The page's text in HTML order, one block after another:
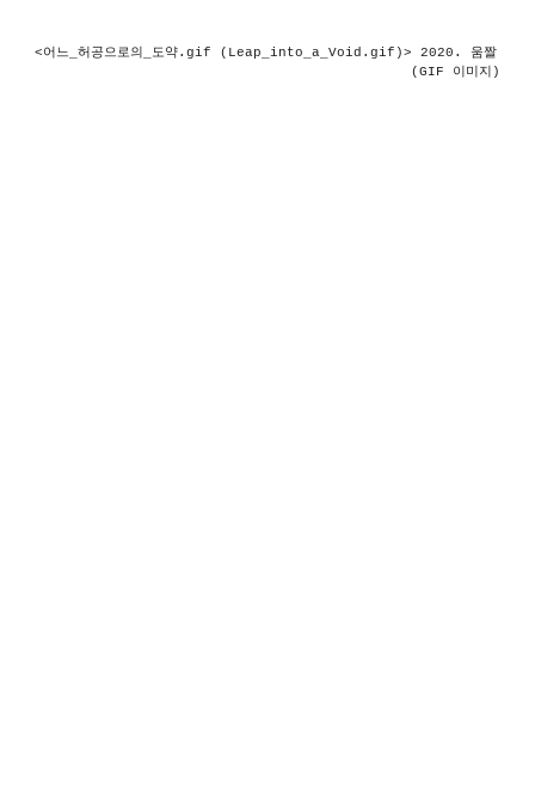
<어느_허공으로의_도약.gif (Leap_into_a_Void.gif)> 2020. 움짤
(GIF 이미지)